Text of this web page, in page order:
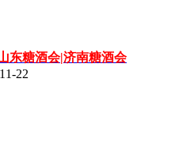
东糖酒会|济南糖酒会
22